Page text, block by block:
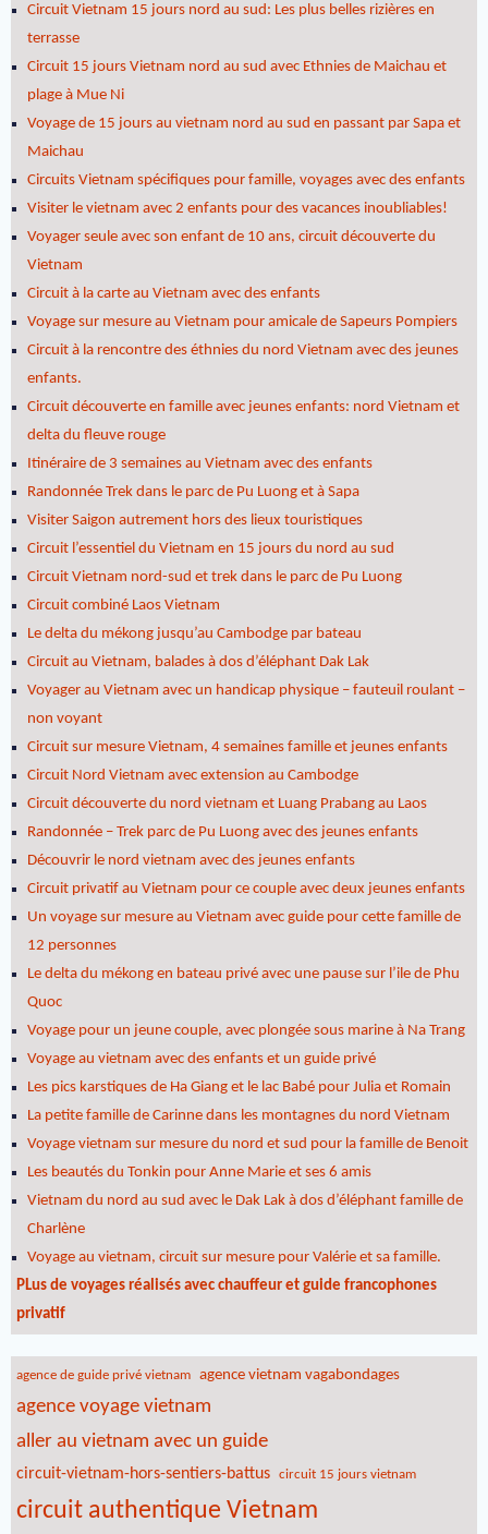
Circuit Vietnam 15 jours nord au sud: Les plus belles rizières en
terrasse
Circuit 15 jours Vietnam nord au sud avec Ethnies de Maichau et
plage à Mue Ni
Voyage de 15 jours au vietnam nord au sud en passant par Sapa et
Maichau
Circuits Vietnam spécifiques pour famille, voyages avec des enfants
Visiter le vietnam avec 2 enfants pour des vacances inoubliables!
Voyager seule avec son enfant de 10 ans, circuit découverte du
Vietnam
Circuit à la carte au Vietnam avec des enfants
Voyage sur mesure au Vietnam pour amicale de Sapeurs Pompiers
Circuit à la rencontre des éthnies du nord Vietnam avec des jeunes
enfants.
Circuit découverte en famille avec jeunes enfants: nord Vietnam et
delta du fleuve rouge
Itinéraire de 3 semaines au Vietnam avec des enfants
Randonnée Trek dans le parc de Pu Luong et à Sapa
Visiter Saigon autrement hors des lieux touristiques
Circuit l’essentiel du Vietnam en 15 jours du nord au sud
Circuit Vietnam nord-sud et trek dans le parc de Pu Luong
Circuit combiné Laos Vietnam
Le delta du mékong jusqu’au Cambodge par bateau
Circuit au Vietnam, balades à dos d’éléphant Dak Lak
Voyager au Vietnam avec un handicap physique – fauteuil roulant –
non voyant
Circuit sur mesure Vietnam, 4 semaines famille et jeunes enfants
Circuit Nord Vietnam avec extension au Cambodge
Circuit découverte du nord vietnam et Luang Prabang au Laos
Randonnée – Trek parc de Pu Luong avec des jeunes enfants
Découvrir le nord vietnam avec des jeunes enfants
Circuit privatif au Vietnam pour ce couple avec deux jeunes enfants
Un voyage sur mesure au Vietnam avec guide pour cette famille de
12 personnes
Le delta du mékong en bateau privé avec une pause sur l’ile de Phu
Quoc
Voyage pour un jeune couple, avec plongée sous marine à Na Trang
Voyage au vietnam avec des enfants et un guide privé
Les pics karstiques de Ha Giang et le lac Babé pour Julia et Romain
La petite famille de Carinne dans les montagnes du nord Vietnam
Voyage vietnam sur mesure du nord et sud pour la famille de Benoit
Les beautés du Tonkin pour Anne Marie et ses 6 amis
Vietnam du nord au sud avec le Dak Lak à dos d’éléphant famille de
Charlène
Voyage au vietnam, circuit sur mesure pour Valérie et sa famille.
PLus de voyages réalisés avec chauffeur et guide francophones
privatif
agence de guide privé vietnam agence vietnam vagabondages
agence voyage vietnam
aller au vietnam avec un guide
circuit-vietnam-hors-sentiers-battus circuit 15 jours vietnam
circuit authentique Vietnam